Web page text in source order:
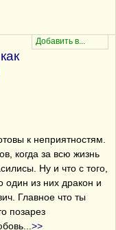
к неприятностям.
когда за всю жизнь
Ну и что с того,
один из них дракон и
Главное что ты
позарез
>>